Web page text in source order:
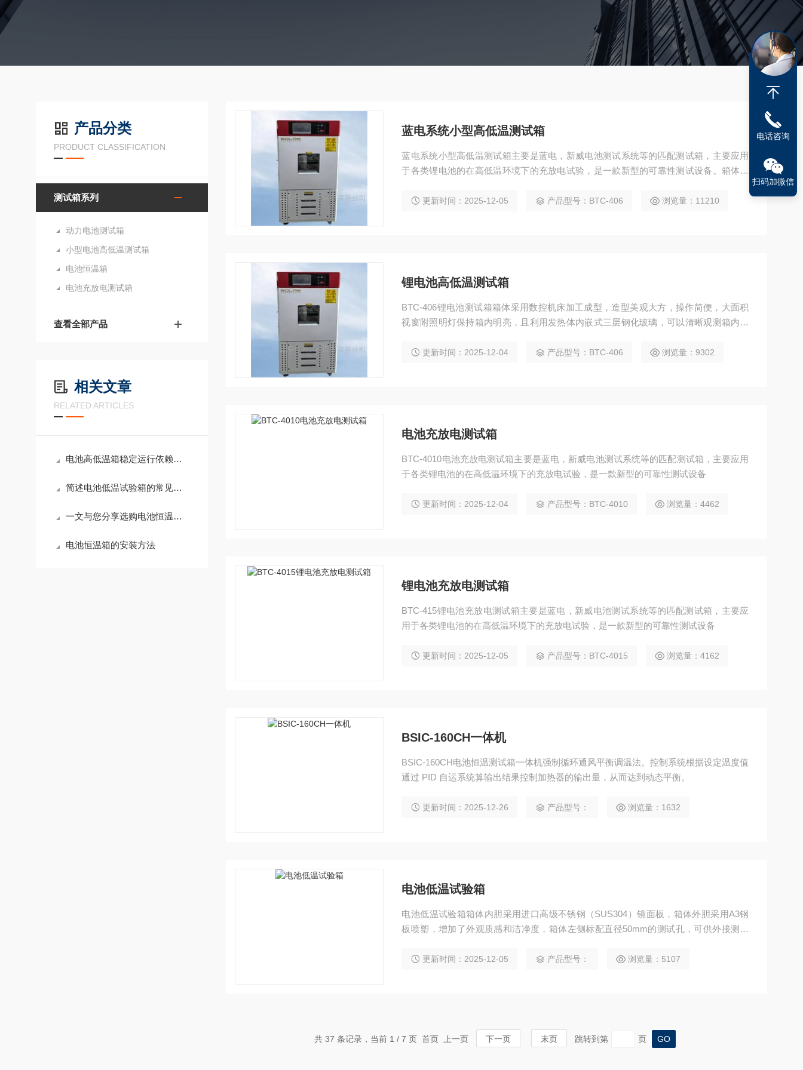
产品分类
PRODUCT CLASSIFICATION
测试箱系列
动力电池测试箱
小型电池高低温测试箱
电池恒温箱
电池充放电测试箱
查看全部产品
相关文章
RELATED ARTICLES
电池高低温箱稳定运行依赖于多个功能模块的协同设计与安全保障
简述电池低温试验箱的常见问题相应解决方法
一文与您分享选购电池恒温箱时所需要考虑的关键因素
电池恒温箱的安装方法
蓝电系统小型高低温测试箱
蓝电系统小型高低温测试箱主要是蓝电，新威电池测试系统等的匹配测试箱，主要应用
于各类锂电池的在高低温环境下的充放电试验，是一款新型的可靠性测试设备。箱体内
感和洁净度。
更新时间：2025-12-05 产品型号：BTC-406 浏览量：11210
锂电池高低温测试箱
BTC-406锂电池测试箱箱体采用数控机床加工成型，造型美观大方，操作简便，大面积
视窗附照明灯保持箱内明亮，且利用发热体内嵌式三层钢化玻璃，可以清晰观测箱内状
更新时间：2025-12-04 产品型号：BTC-406 浏览量：9302
电池充放电测试箱
BTC-4010电池充放电测试箱主要是蓝电，新威电池测试系统等的匹配测试箱，主要应用
于各类锂电池的在高低温环境下的充放电试验，是一款新型的可靠性测试设备
更新时间：2025-12-04 产品型号：BTC-4010 浏览量：4462
锂电池充放电测试箱
BTC-415锂电池充放电测试箱主要是蓝电，新威电池测试系统等的匹配测试箱，主要应
用于各类锂电池的在高低温环境下的充放电试验，是一款新型的可靠性测试设备
更新时间：2025-12-05 产品型号：BTC-4015 浏览量：4162
BSIC-160CH一体机
BSIC-160CH电池恒温测试箱一体机强制循环通风平衡调温法。控制系统根据设定温度值
通过 PID 自运系统算输出结果控制加热器的输出量，从而达到动态平衡。
更新时间：2025-12-26 产品型号： 浏览量：1632
电池低温试验箱
电池低温试验箱箱体内胆采用进口高级不锈钢（SUS304）镜面板，箱体外胆采用A3钢
板喷塑，增加了外观质感和洁净度，箱体左侧标配直径50mm的测试孔，可供外接测试
更新时间：2025-12-05 产品型号： 浏览量：5107
共 37 条记录，当前 1 / 7 页 首页 上一页 下一页 末页 跳转到第 页
电话咨询
扫码加微信